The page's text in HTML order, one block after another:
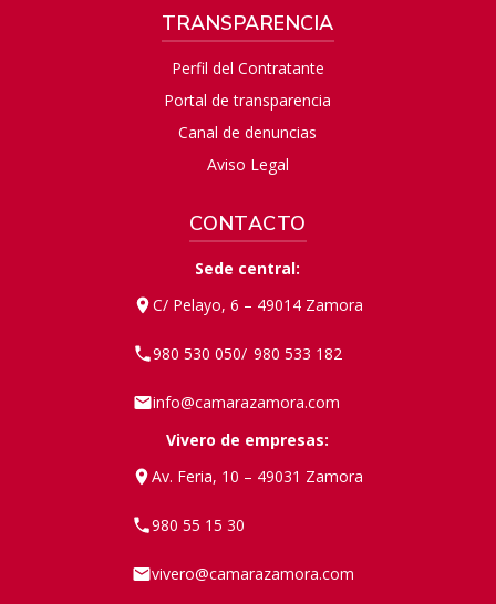
TRANSPARENCIA
Perfil del Contratante
Portal de transparencia
Canal de denuncias
Aviso Legal
CONTACTO
Sede central:
C/ Pelayo, 6 – 49014 Zamora
980 530 050/ 980 533 182
info@camarazamora.com
Vivero de empresas:
Av. Feria, 10 – 49031 Zamora
980 55 15 30
vivero@camarazamora.com